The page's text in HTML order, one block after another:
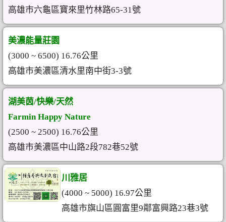
高雄市六龜區寶來里竹林路65-31號
美濃能量莊園
(3000 ~ 6500) 16.76公里
高雄市美濃區清水里南中街3-3號
湖美茵/快樂/天然
Farmin Happy Nature
(2500 ~ 2500) 16.76公里
高雄市美濃區中山路2段782巷52號
川雅居
(4000 ~ 5000) 16.97公里
高雄市旗山區圓富里9鄰富興路23巷3號